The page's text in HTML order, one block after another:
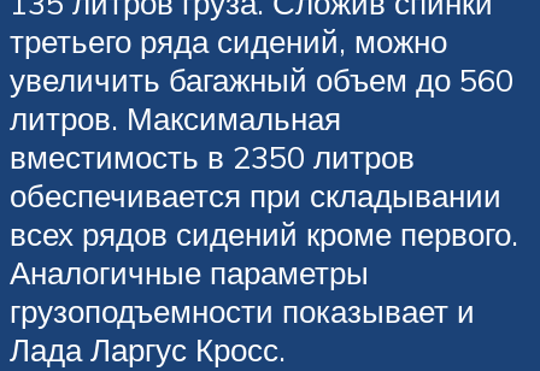
третьего ряда сидений, можно
увеличить багажный объем до 560
литров. Максимальная
вместимость в 2350 литров
обеспечивается при складывании
всех рядов сидений кроме первого.
Аналогичные параметры
грузоподъемности показывает и
Лада Ларгус Кросс.